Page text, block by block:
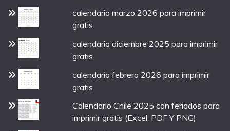
calendario marzo 2026 para imprimir
gratis
calendario diciembre 2025 para imprimir
gratis
calendario febrero 2026 para imprimir
gratis
Calendario Chile 2025 con feriados para
imprimir gratis (Excel, PDF Y PNG)